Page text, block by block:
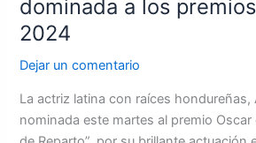
dominada a los
2024
Dejar un comentario
La actriz latina con raíces hondureñas,
nominada este martes al premio